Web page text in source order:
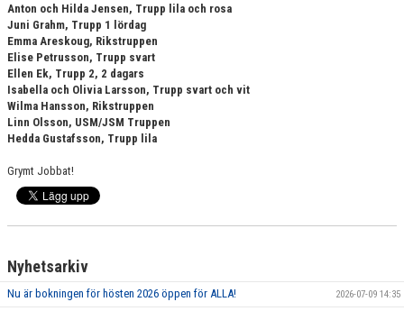
Anton och Hilda Jensen, Trupp lila och rosa
Juni Grahm, Trupp 1 lördag
Emma Areskoug, Rikstruppen
Elise Petrusson, Trupp svart
Ellen Ek, Trupp 2, 2 dagars
Isabella och Olivia Larsson, Trupp svart och vit
Wilma Hansson, Rikstruppen
Linn Olsson, USM/JSM Truppen
Hedda Gustafsson, Trupp lila
Grymt Jobbat!
Nyhetsarkiv
Nu är bokningen för hösten 2026 öppen för ALLA! 2026-07-09 14:35